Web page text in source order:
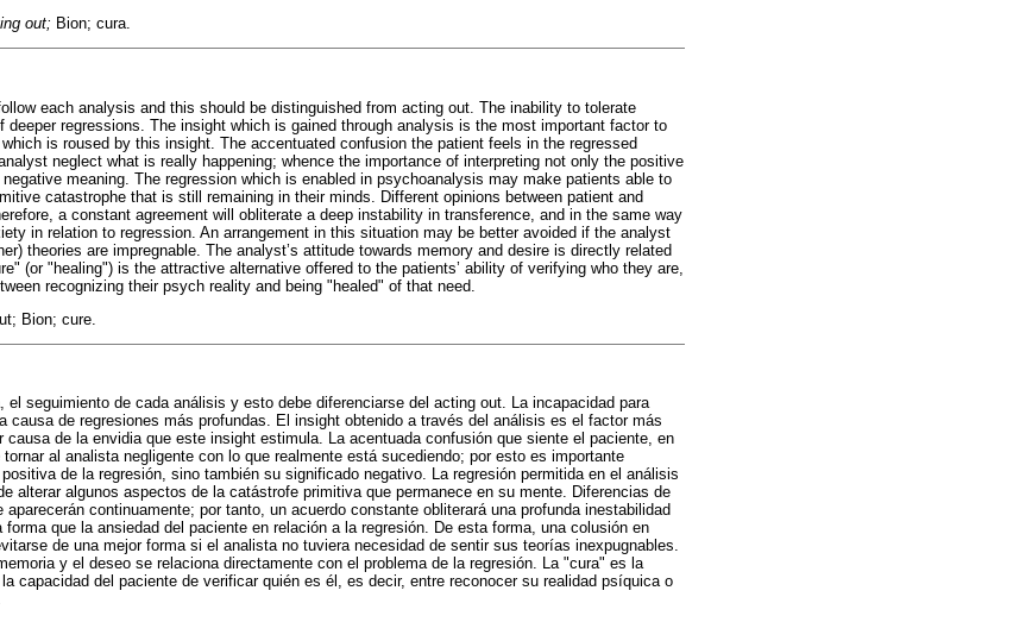
out; Bion; cura.
each analysis and this should be distinguished from acting out. The inability to tolerate
deeper regressions. The insight which is gained through analysis is the most important factor to
is roused by this insight. The accentuated confusion the patient feels in the regressed
neglect what is really happening; whence the importance of interpreting not only the positive
meaning. The regression which is enabled in psychoanalysis may make patients able to
catastrophe that is still remaining in their minds. Different opinions between patient and
a constant agreement will obliterate a deep instability in transference, and in the same way
in relation to regression. An arrangement in this situation may be better avoided if the analyst
theories are impregnable. The analyst’s attitude towards memory and desire is directly related
(or "healing") is the attractive alternative offered to the patients’ ability of verifying who they are,
recognizing their psych reality and being "healed" of that need.
Bion; cure.
el seguimiento de cada análisis y esto debe diferenciarse del acting out. La incapacidad para
causa de regresiones más profundas. El insight obtenido a través del análisis es el factor más
causa de la envidia que este insight estimula. La acentuada confusión que siente el paciente, en
al analista negligente con lo que realmente está sucediendo; por esto es importante
de la regresión, sino también su significado negativo. La regresión permitida en el análisis
alterar algunos aspectos de la catástrofe primitiva que permanece en su mente. Diferencias de
continuamente; por tanto, un acuerdo constante obliterará una profunda inestabilidad
que la ansiedad del paciente en relación a la regresión. De esta forma, una colusión en
de una mejor forma si el analista no tuviera necesidad de sentir sus teorías inexpugnables.
y el deseo se relaciona directamente con el problema de la regresión. La "cura" es la
capacidad del paciente de verificar quién es él, es decir, entre reconocer su realidad psíquica o